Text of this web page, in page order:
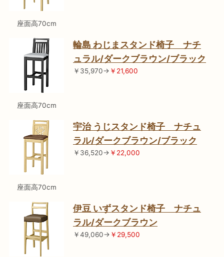
座面高70cm
座面高70cm
輪島 わじまスタンド椅子 ナチ
ュラル/ダークブラウン/ブラック
￥35,970→ ￥21,600
座面高70cm
宇治 うじスタンド椅子 ナチュ
ラル/ダークブラウン/ブラック
￥36,520→ ￥22,000
伊豆 いずスタンド椅子 ナチュ
ラル/ダークブラウン
￥49,060→ ￥29,500